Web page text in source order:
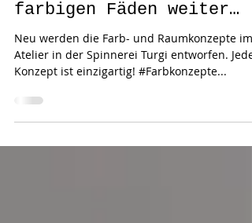
Farbstrich spinnt die
farbigen Fäden weiter…
Neu werden die Farb- und Raumkonzepte im
Konzept ist einzigartig! #Farbkonzepte...